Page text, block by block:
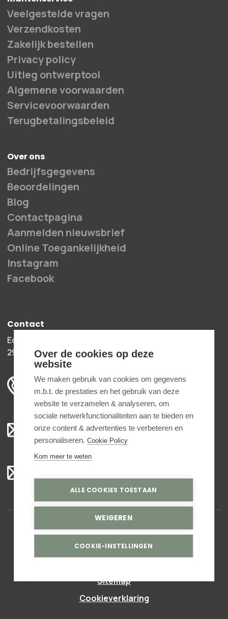
Veelgestelde vragen
Verzendkosten
Zakelijk bestellen
Privacy policy
Uitleg ontwerptool
Algemene voorwaarden
Servicevoorwaarden
Terugbetalingsbeleid
Over ons
Bedrijfsgegevens
Beoordelingen
Blog
Contactpagina
Aanmelden nieuwsbrief
Online Toegankelijkheid
Instagram
Facebook
Contact
Edisonweg 30b
2952 AD Alblasserdam
+31 78 204 90 50
ma t/m vr 8.00 - 16.30 uur
Algemeen:
info@bedankjes.nl
klantenservice@bedankjes.nl
© Copyright 2026,Bedankjes.nl. All rights reserved
Sitemap
Cookieverklaring
Over de cookies op deze
website
We maken gebruik van cookies om gegevens
m.b.t. de prestaties en het gebruik van deze
website te verzamelen & analyseren, om
sociale netwerkfunctionaliteiten aan te bieden en
onze content & advertenties te verbeteren en
personaliseren.Cookie Policy
Kom meer te weten
ALLE COOKIES TOESTAAN
WEIGEREN
COOKIE-INSTELLINGEN